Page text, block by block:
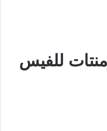
للفيس